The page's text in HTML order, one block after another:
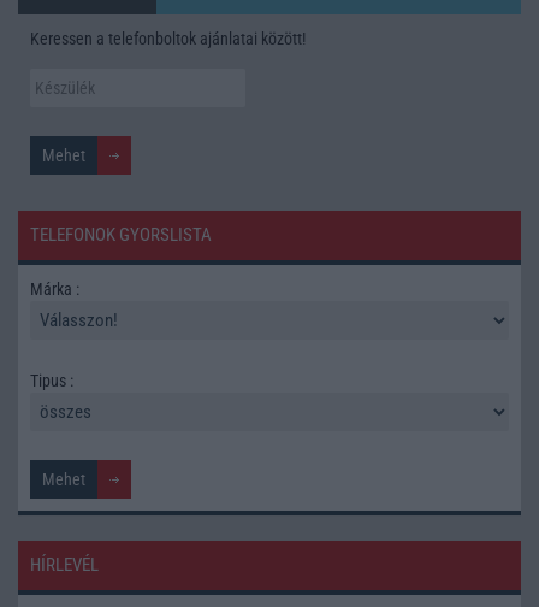
Keressen a telefonboltok ajánlatai között!
TELEFONOK GYORSLISTA
Márka :
Tipus :
HÍRLEVÉL